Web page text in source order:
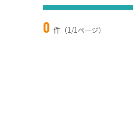
0 件（1/1ページ）